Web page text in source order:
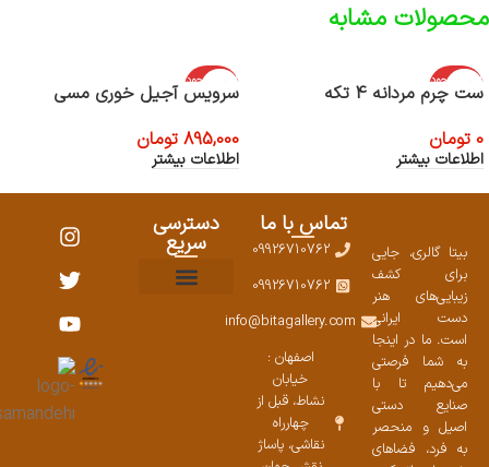
محصولات مشابه
اتمام موجود
ی
ست چرم مردانه 4 تکه
0 تومان
اطلاعات بیشتر
اتمام موجود
ی
سرویس آجیل خوری مسی
895,000 تومان
اطلاعات بیشتر
بیتا گالری، جایی
برای کشف
زیبایی‌های هنر
دست ایرانی
است. ما در اینجا
به شما فرصتی
می‌دهیم تا با
صنایع دستی
اصیل و منحصر
به فرد، فضاهای
تماس با ما
09926710762
09926710762
info@bitagallery.com
اصفهان :
خیابان
نشاط، قبل از
چهارراه
نقاشی، پاساژ
دسترسی
سریع